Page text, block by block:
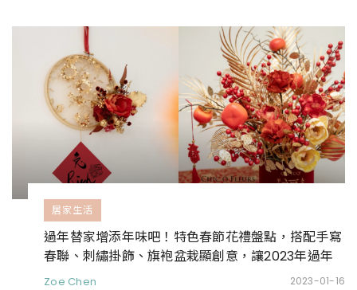
居家生活
過年替家增添年味吧！特色春節花禮盤點，搭配手寫
春聯、刺繡掛飾、旗袍盆栽顯創意，讓2023年過年
不庸俗
Zoe Chen 2023-01-16